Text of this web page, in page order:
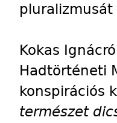
Kokas
Hadtörténeti
konspirációs
természet